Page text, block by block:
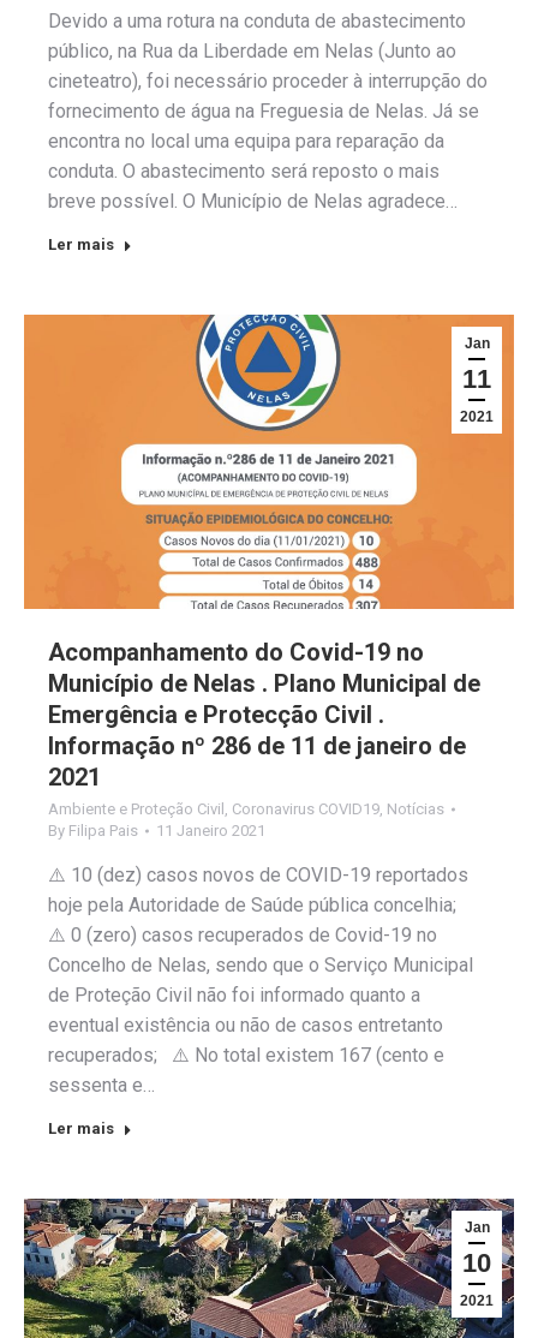
Devido a uma rotura na conduta de abastecimento
público, na Rua da Liberdade em Nelas (Junto ao
cineteatro), foi necessário proceder à interrupção do
fornecimento de água na Freguesia de Nelas. Já se
encontra no local uma equipa para reparação da
conduta. O abastecimento será reposto o mais
breve possível. O Município de Nelas agradece…
Ler mais
Jan
11
2021
Acompanhamento do Covid-19 no
Município de Nelas . Plano Municipal de
Emergência e Protecção Civil .
Informação nº 286 de 11 de janeiro de
2021
Ambiente e Proteção Civil Coronavirus COVID19 Notícias
By Filipa Pais 11 Janeiro 2021
⚠️ 10 (dez) casos novos de COVID-19 reportados
hoje pela Autoridade de Saúde pública concelhia;
⚠️ 0 (zero) casos recuperados de Covid-19 no
Concelho de Nelas, sendo que o Serviço Municipal
de Proteção Civil não foi informado quanto a
eventual existência ou não de casos entretanto
recuperados; ⚠️ No total existem 167 (cento e
sessenta e…
Ler mais
Jan
10
2021